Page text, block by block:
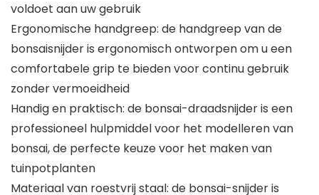
voldoet aan uw gebruik
Ergonomische handgreep: de handgreep van de
bonsaisnijder is ergonomisch ontworpen om u een
comfortabele grip te bieden voor continu gebruik
zonder vermoeidheid
Handig en praktisch: de bonsai-draadsnijder is een
professioneel hulpmiddel voor het modelleren van
bonsai, de perfecte keuze voor het maken van
tuinpotplanten
Materiaal van roestvrij staal: de bonsai-snijder is